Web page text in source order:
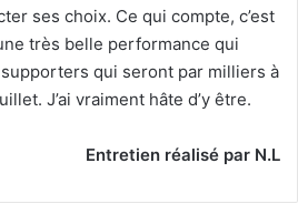
ses choix. Ce qui compte, c’est
très belle performance qui
qui seront par milliers à
J’ai vraiment hâte d’y être.
Entretien réalisé par N.L